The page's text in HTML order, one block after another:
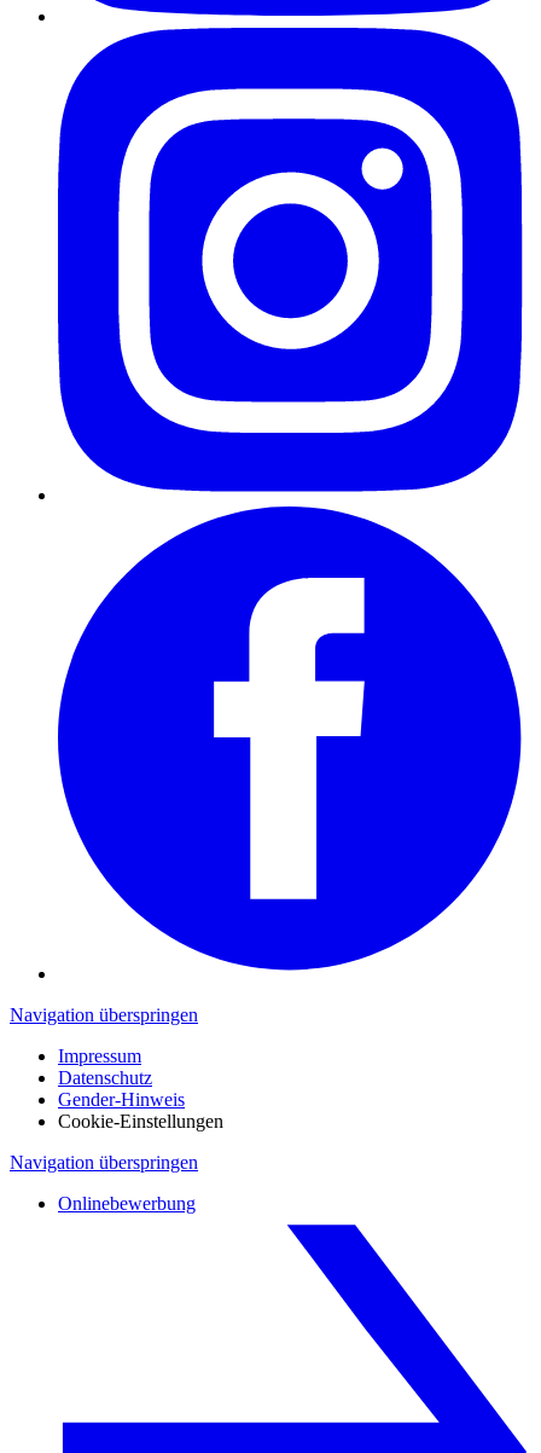
Navigation überspringen
Impressum
Datenschutz
Gender-Hinweis
Cookie-Einstellungen
Navigation überspringen
Onlinebewerbung